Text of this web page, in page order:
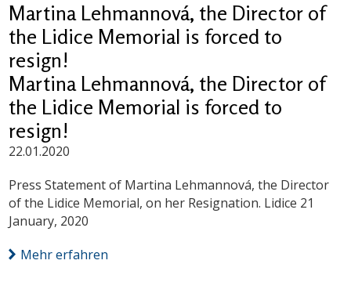
Martina Lehmannová, the Director of
the Lidice Memorial is forced to
resign!
Martina Lehmannová, the Director of
the Lidice Memorial is forced to
resign!
22.01.2020
Press Statement of Martina Lehmannová, the Director
of the Lidice Memorial, on her Resignation. Lidice 21
January, 2020
Mehr erfahren